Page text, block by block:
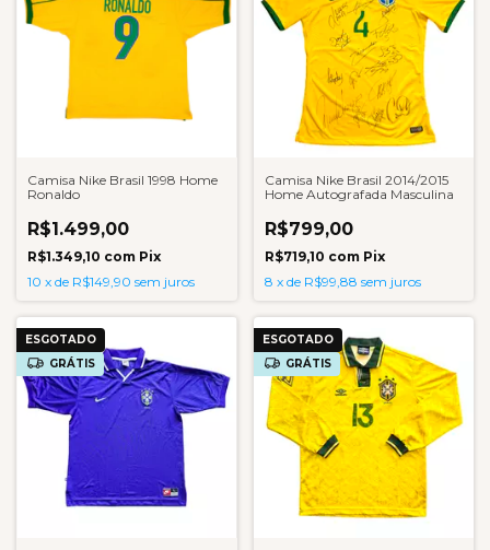
Camisa Nike Brasil 1998 Home
Ronaldo
R$1.499,00
R$1.349,10 com Pix
10 x de R$149,90 sem juros
Camisa Nike Brasil 2014/2015
Home Autografada Masculina
R$799,00
R$719,10 com Pix
8 x de R$99,88 sem juros
ESGOTADO
GRÁTIS
ESGOTADO
GRÁTIS